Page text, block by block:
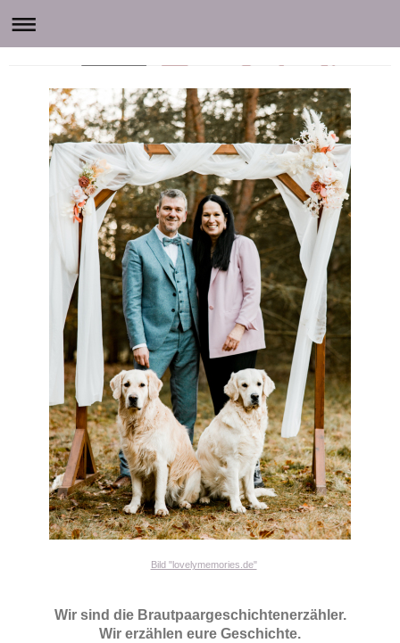
Bild "lovelymemories.de"
Wir sind die Brautpaargeschichtenerzähler.
Wir erzählen eure Geschichte.